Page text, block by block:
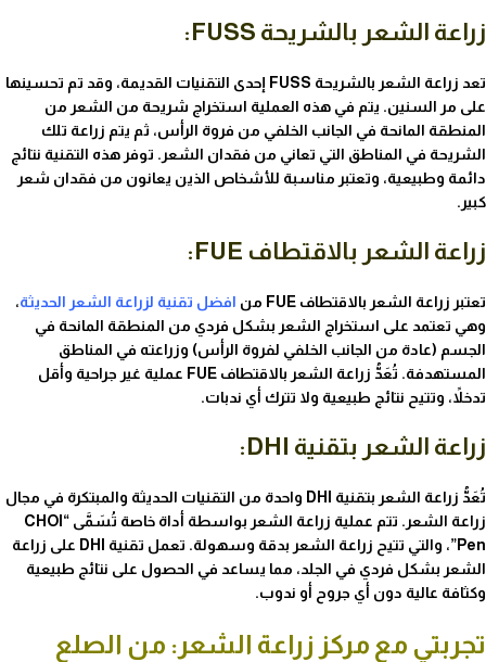
زراعة الشعر بالشريحة FUSS:
تعد زراعة الشعر بالشريحة FUSS إحدى التقنيات القديمة، وقد تم تحسينها
على مر السنين. يتم في هذه العملية استخراج شريحة من الشعر من
المنطقة المانحة في الجانب الخلفي من فروة الرأس، ثم يتم زراعة تلك
الشريحة في المناطق التي تعاني من فقدان الشعر. توفر هذه التقنية نتائج
دائمة وطبيعية، وتعتبر مناسبة للأشخاص الذين يعانون من فقدان شعر
كبير.
زراعة الشعر بالاقتطاف FUE:
تعتبر زراعة الشعر بالاقتطاف FUE من افضل تقنية لزراعة الشعر الحديثة،
وهي تعتمد على استخراج الشعر بشكل فردي من المنطقة المانحة في
الجسم (عادة من الجانب الخلفي لفروة الرأس) وزراعته في المناطق
المستهدفة. تُعَدُّ زراعة الشعر بالاقتطاف FUE عملية غير جراحية وأقل
تدخلاً، وتتيح نتائج طبيعية ولا تترك أي ندبات.
زراعة الشعر بتقنية DHI:
تُعَدُّ زراعة الشعر بتقنية DHI واحدة من التقنيات الحديثة والمبتكرة في مجال
زراعة الشعر. تتم عملية زراعة الشعر بواسطة أداة خاصة تُسَمَّى “CHOI
Pen”، والتي تتيح زراعة الشعر بدقة وسهولة. تعمل تقنية DHI على زراعة
الشعر بشكل فردي في الجلد، مما يساعد في الحصول على نتائج طبيعية
وكثافة عالية دون أي جروح أو ندوب.
تجربتي مع مركز زراعة الشعر: من الصلع